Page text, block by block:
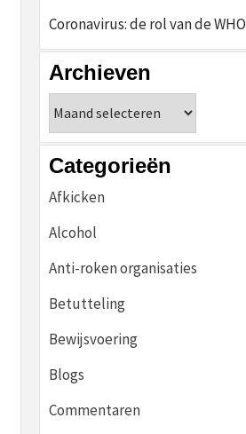
Coronavirus: de rol van de WHO
Archieven
Categorieën
Afkicken
Alcohol
Anti-roken organisaties
Betutteling
Bewijsvoering
Blogs
Commentaren